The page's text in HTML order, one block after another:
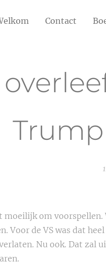
Contact
moeilijk om
Voor de VS was dat
Nu ook. Dat zal